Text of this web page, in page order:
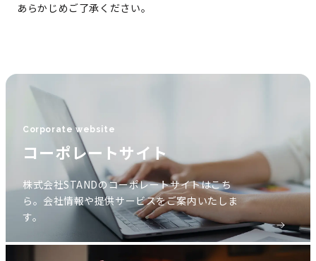
あらかじめご了承ください。
Corporate website
コーポレートサイト
株式会社STANDのコーポレートサイトはこち
ら。会社情報や提供サービスをご案内いたしま
す。